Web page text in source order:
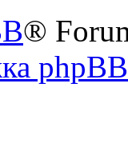
®
phpBB